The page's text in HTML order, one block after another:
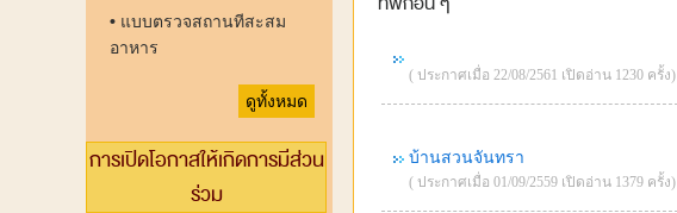
• แบบตรวจสถานทีสะสม
อาหาร
ดูทั้งหมด
การเปิดโอกาสให้เกิดการมีส่วน
ร่วม
( ประกาศเมื่อ 22/08/2561 เปิดอ่าน 1230 ครั้ง)
บ้านสวนจันทรา
( ประกาศเมื่อ 01/09/2559 เปิดอ่าน 1379 ครั้ง)